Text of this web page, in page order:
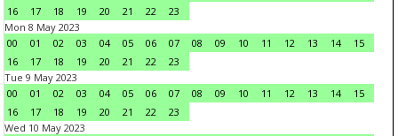
16
17 18 19 20 21 22
23
Mon 8 May 2023
00
01 02 03 04 05 06 07 08 09 10 11 12 13 14
15
16
17 18 19 20 21 22
23
Tue 9 May 2023
00
01 02 03 04 05 06 07 08 09 10 11 12 13 14
15
16
17 18 19 20 21 22
23
Wed 10 May 2023